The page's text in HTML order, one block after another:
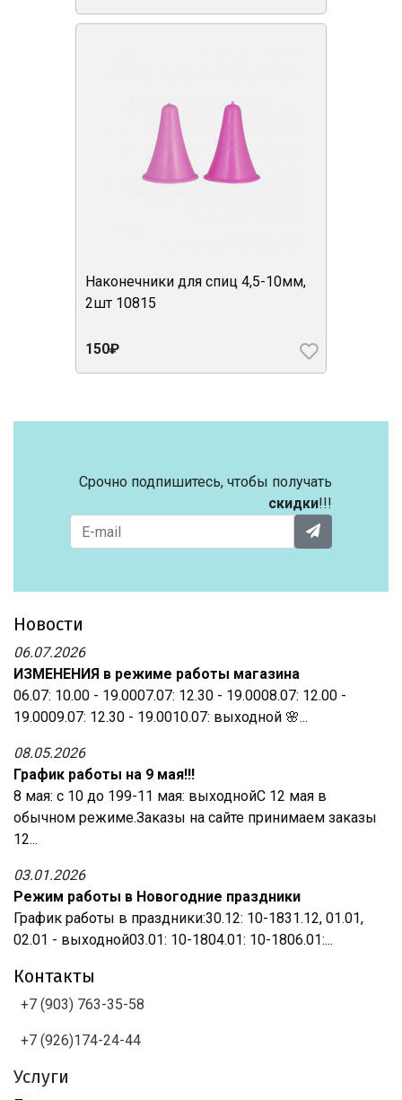
Наконечники для спиц 4,5-10мм,
2шт 10815
150₽
Срочно подпишитесь, чтобы получать
скидки!!!
Новости
06.07.2026
ИЗМЕНЕНИЯ в режиме работы магазина
06.07: 10.00 - 19.0007.07: 12.30 - 19.0008.07: 12.00 -
19.0009.07: 12.30 - 19.0010.07: выходной 🌸...
08.05.2026
График работы на 9 мая!!!
8 мая: с 10 до 199-11 мая: выходнойС 12 мая в
обычном режиме.Заказы на сайте принимаем заказы
12...
03.01.2026
Режим работы в Новогодние праздники
График работы в праздники:30.12: 10-1831.12, 01.01,
02.01 - выходной03.01: 10-1804.01: 10-1806.01:...
Контакты
+7 (903) 763-35-58
+7 (926)174-24-44
Услуги